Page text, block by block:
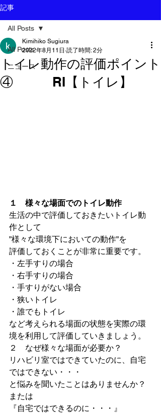
記事
All Posts
ニュース
All Posts
トイレ動作の評価ポイント
④ RI【トイレ】
Kimihiko Sugiura
2022年8月11日 読了時間: 2分
１　様々な場面でのトイレ動作
生活の中で評価しておきたいトイレ動
作として
”様々な環境下においての動作”を
評価しておくことが非常に重要です。
・左手すりの場合
・右手すりの場合
・手すりがない場合
・狭いトイレ
・誰でもトイレ
など考えられる場面の状態を実際の環
境を利用して評価していきましょう。
２　なぜ様々な場面が必要か？
リハビリ室ではできていたのに、自宅
ではできない・・・
と悩みを聞いたことはありませんか？
または
『自宅ではできるのに・・・』